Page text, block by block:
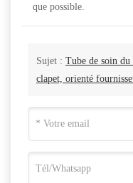
que possible.
Sujet : Tube de soin du
clapet, orienté